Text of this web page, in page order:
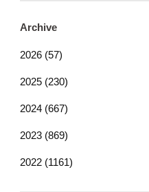
Archive
2026 (57)
2025 (230)
2024 (667)
2023 (869)
2022 (1161)